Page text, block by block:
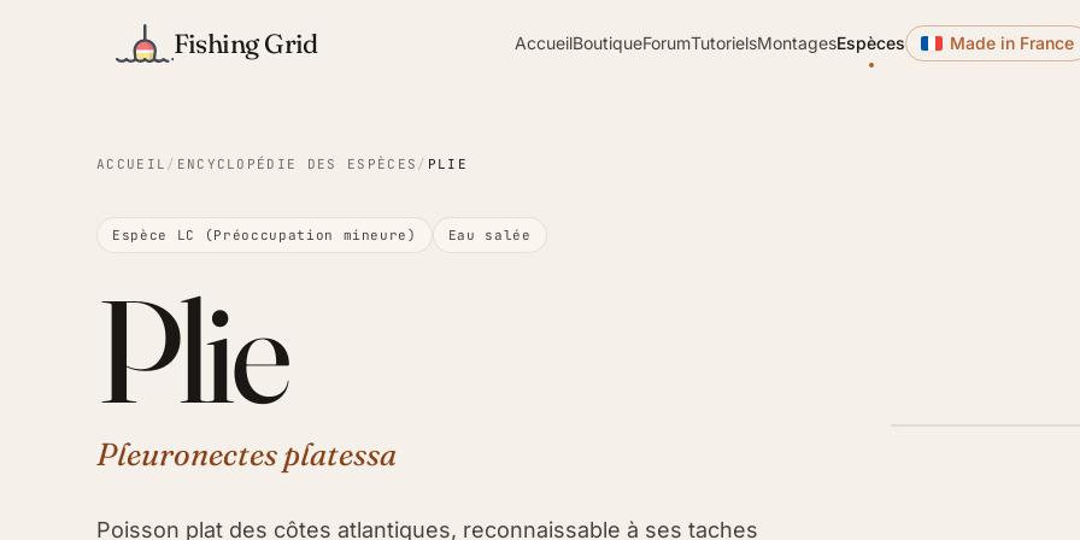
Fishing Grid AccueilBoutiqueForumTutorielsMontagesEspèces Made in France
ACCUEIL / ENCYCLOPÉDIE DES ESPÈCES / PLIE
Espèce LC (Préoccupation mineure) Eau salée
Plie
Pleuronectes platessa
Poisson plat des côtes atlantiques, reconnaissable à ses taches